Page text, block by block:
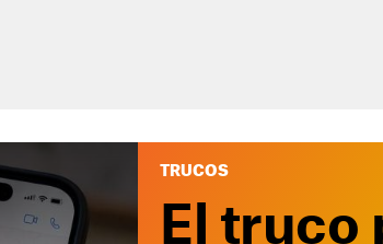
TRUCOS
El truco